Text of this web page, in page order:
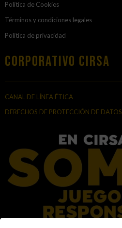
Política de Cookies
Términos y condiciones legales
Política de privacidad
Corporativo Cirsa
CANAL DE LÍNEA ÉTICA
DERECHOS DE PROTECCIÓN DE DATOS